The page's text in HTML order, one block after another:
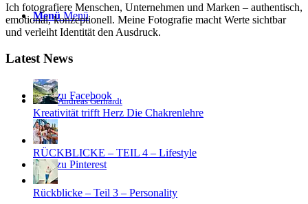
Menü Menü
Link zu Facebook
Link zu Pinterest
Ich fotografiere Menschen, Unternehmen und Marken – authentisch,
emotional, konzeptionell. Meine Fotografie macht Werte sichtbar
und verleiht Identität den Ausdruck.
Latest News
Andreas Gerhardt
Kreativität trifft Herz Die Chakrenlehre
RÜCKBLICKE – TEIL 4 – Lifestyle
Rückblicke – Teil 3 – Personality